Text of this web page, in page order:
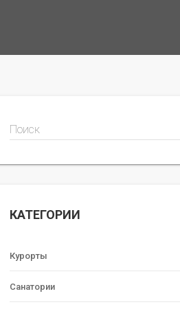
Поиск
КАТЕГОРИИ
Курорты
Санатории